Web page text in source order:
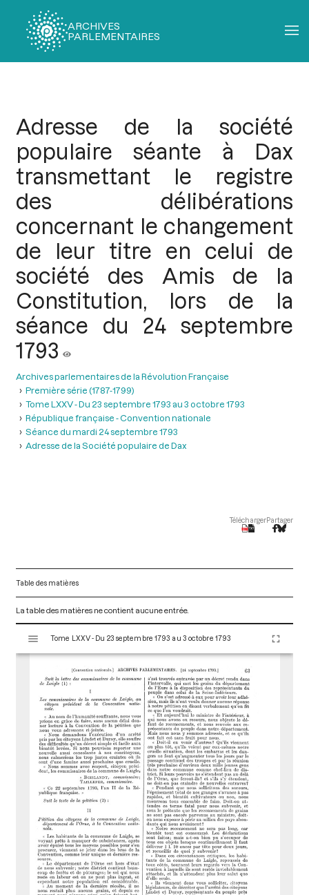
ARCHIVES
PARLEMENTAIRES
Adresse de la société
populaire séante à Dax
transmettant le registre
des délibérations
concernant le changement
de leur titre en celui de
société des Amis de la
Constitution, lors de la
séance du 24 septembre
1793
Archives parlementaires de la Révolution Française
Première série (1787-1799)
Tome LXXV - Du 23 septembre 1793 au 3 octobre 1793
République française - Convention nationale
Séance du mardi 24 septembre 1793
Adresse de la Société populaire de Dax
TéléchargerPartager
Table des matières
La table des matières ne contient aucune entrée.
s
Tome LXXV - Du 23 septembre 1793 au 3 octobre 1793